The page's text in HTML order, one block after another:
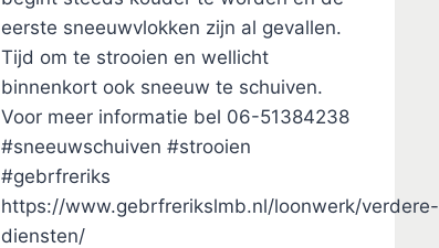
eerste sneeuwvlokken zijn al gevallen.
Tijd om te strooien en wellicht
binnenkort ook sneeuw te schuiven.
Voor meer informatie bel 06-51384238
#sneeuwschuiven #strooien
#gebrfreriks
https://www.gebrfrerikslmb.nl/loonwerk/verdere-
diensten/